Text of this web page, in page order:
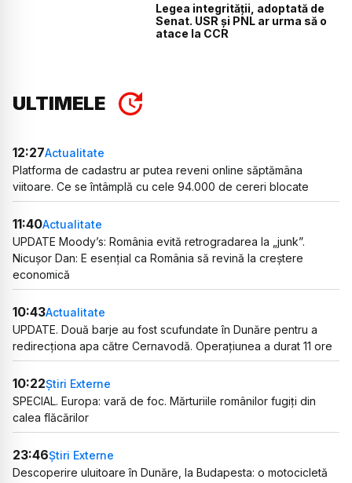
Legea integrității, adoptată de
Senat. USR și PNL ar urma să o
atace la CCR
ULTIMELE
12:27Actualitate
Platforma de cadastru ar putea reveni online săptămâna
viitoare. Ce se întâmplă cu cele 94.000 de cereri blocate
11:40Actualitate
UPDATE Moody’s: România evită retrogradarea la „junk”.
Nicușor Dan: E esențial ca România să revină la creștere
economică
10:43Actualitate
UPDATE. Două barje au fost scufundate în Dunăre pentru a
redirecționa apa către Cernavodă. Operațiunea a durat 11 ore
10:22Știri Externe
SPECIAL. Europa: vară de foc. Mărturiile românilor fugiți din
calea flăcărilor
23:46Știri Externe
Descoperire uluitoare în Dunăre, la Budapesta: o motocicletă